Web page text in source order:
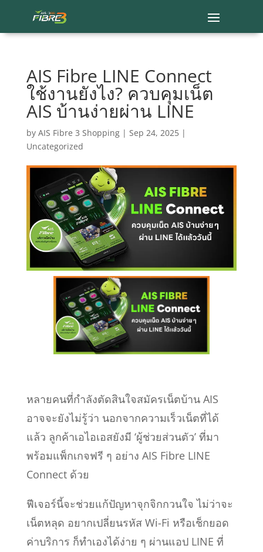
AIS Fibre LINE Connect
ใช้งานยังไง? ควบคุมเน็ต
AIS บ้านง่ายผ่าน LINE
by AIS Fibre 3 Shopping| Sep 24, 2025|
Uncategorized
หลายคนที่กำลังตัดสินใจสมัครเน็ตบ้าน AIS
อาจจะยังไม่รู้ว่า นอกจากความเร็วเน็ตที่ได้
แล้ว ลูกค้าเอไอเอสยังมี ‘ผู้ช่วยส่วนตัว’ ที่มา
พร้อมแพ็กเกจฟรี ๆ อย่าง AIS Fibre LINE
Connect ด้วย
ฟีเจอร์นี้จะช่วยแก้ปัญหาจุกจิกกวนใจ ไม่ว่าจะ
เน็ตหลุด อยากเปลี่ยนรหัส Wi-Fi หรือเช็กยอด
ค่าบริการ ก็ทำเองได้ง่าย ๆ ผ่านแอป LINE ที่